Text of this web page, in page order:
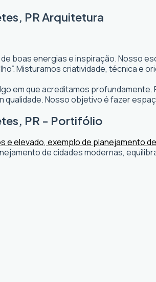
PR Arquitetura
boas energias e inspiração. Nosso
Misturamos criatividade, técnica
em que acreditamos
qualidade. Nosso objetivo é fazer
PR - Portifólio
de cidades modernas,